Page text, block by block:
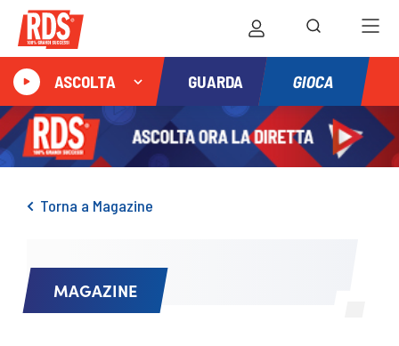
ASCOLTA GUARDA GIOCA
Torna a Magazine
MAGAZINE